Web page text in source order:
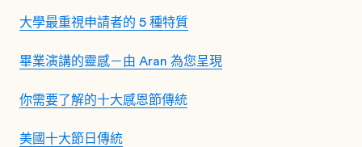
大學最重視申請者的 5 種特質
畢業演講的靈感－由 Aran 為您呈現
你需要了解的十大感恩節傳統
美國十大節日傳統